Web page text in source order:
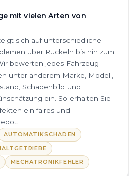
mit vielen Arten von
sich auf unterschiedliche
über Ruckeln bis hin zum
bewerten jedes Fahrzeug
unter anderem Marke, Modell,
Schadenbild und
ein. So erhalten Sie
ein faires und
AUTOMATIKSCHADEN
MECHATRONIKFEHLER